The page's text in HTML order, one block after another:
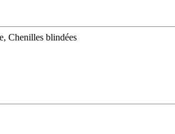
Chenilles blindées